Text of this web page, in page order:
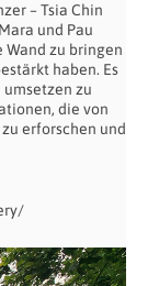
– Tsia Chin
und Pau
Wand zu bringen
haben. Es
umsetzen zu
die von
erforschen und